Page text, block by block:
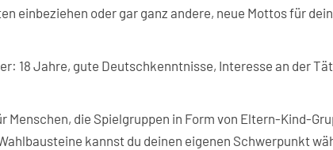
einbeziehen oder gar ganz andere, neue Mottos für
18 Jahre, gute Deutschkenntnisse, Interesse an der
Menschen, die Spielgruppen in Form von Eltern-Kind-
kannst du deinen eigenen Schwerpunkt